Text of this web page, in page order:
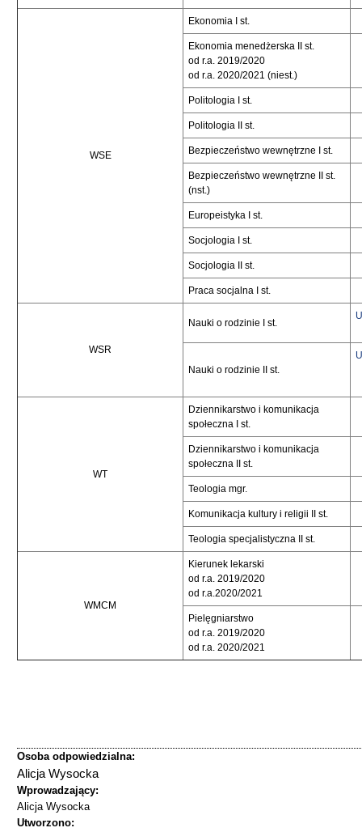
WSE
Ekonomia I st.
Ekonomia menedżerska II st.
od r.a. 2019/2020
od r.a. 2020/2021 (niest.)
Politologia I st.
Politologia II st.
Bezpieczeństwo wewnętrzne I st.
Bezpieczeństwo wewnętrzne II st.
(nst.)
Europeistyka I st.
Socjologia I st.
Socjologia II st.
Praca socjalna I st.
WSR
Nauki o rodzinie I st.
Nauki o rodzinie II st.
WT
Dziennikarstwo i komunikacja
społeczna I st.
Dziennikarstwo i komunikacja
społeczna II st.
Teologia mgr.
Komunikacja kultury i religii II st.
Teologia specjalistyczna II st.
WMCM
Kierunek lekarski
od r.a. 2019/2020
od r.a.2020/2021
Pielęgniarstwo
od r.a. 2019/2020
od r.a. 2020/2021
Osoba odpowiedzialna:
Alicja Wysocka
Wprowadzający:
Alicja Wysocka
Utworzono: